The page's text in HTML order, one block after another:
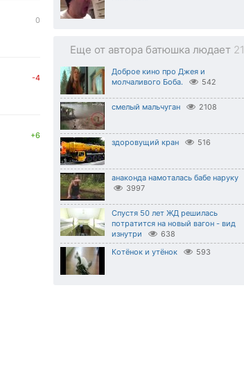
Еще от автора батюшка людает 21
Доброе кино про Джея и
молчаливого Боба.
542
смелый мальчуган 2108
здоровущий кран 516
анаконда намоталась бабе наруку
3997
Спустя 50 лет ЖД решилась
потратится на новый вагон - вид
изнутри
638
Котёнок и утёнок 593
0
-4
+6